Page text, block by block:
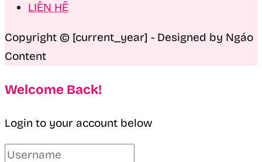
LIÊN HỆ
Copyright © [current_year] - Designed by Ngáo
Content
Welcome Back!
Login to your account below